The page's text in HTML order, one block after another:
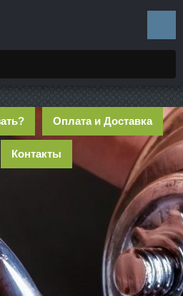
Оплата и Доставка
Контакты